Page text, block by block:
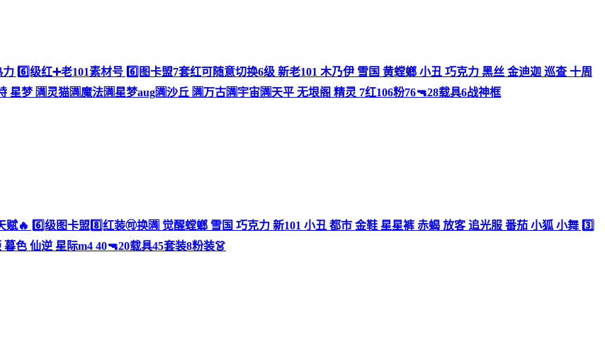
6️⃣级红➕老101素材号 6️⃣图卡盟7套红可随意切换6级 新老101 木乃伊 雪国 黄螳螂 小丑 巧克力 黑丝 金迪迦 巡查 十周
梦 🈵灵猫🈵魔法🈵星梦aug🈵沙丘 🈵万古🈵宇宙🈵天平 无垠阁 精灵 7红106粉76🔫28载具6战神框
🔥 6️⃣级图卡盟8️⃣红装🉑换🈵 觉醒螳螂 雪国 巧克力 新101 小丑 都市 金鞋 星星裤 赤蝎 放客 追光服 番茄 小狐 小舞 3️⃣
色 仙逆 星际m4 40🔫20载具45套装8粉装👗